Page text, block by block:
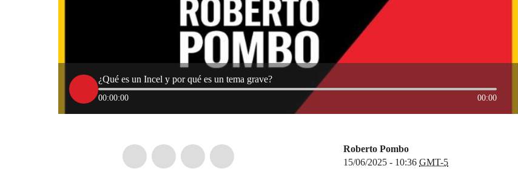
¿Qué es un Incel y por qué es un tema grave?
00:00:00 00:00
Roberto Pombo
15/06/2025 - 10:36 GMT-5